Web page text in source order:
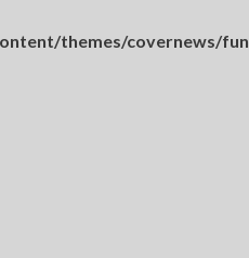
themes/covernews/